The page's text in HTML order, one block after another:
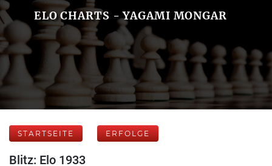
ELO CHARTS - YAGAMI MONGAR
STARTSEITE ERFOLGE
Blitz: Elo 1933